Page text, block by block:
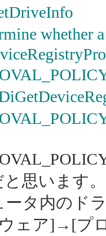
whether
思います。
ータ内のド
ェア]→[プ